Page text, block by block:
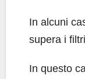
In alcuni
supera i
In questo